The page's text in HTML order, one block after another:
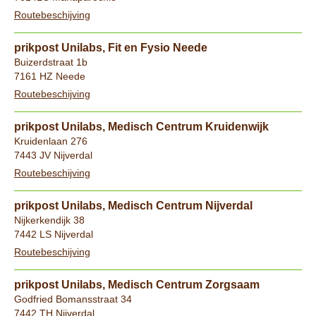
Routebeschijving
prikpost Unilabs, Fit en Fysio Neede
Buizerdstraat 1b
7161 HZ Neede
Routebeschijving
prikpost Unilabs, Medisch Centrum Kruidenwijk
Kruidenlaan 276
7443 JV Nijverdal
Routebeschijving
prikpost Unilabs, Medisch Centrum Nijverdal
Nijkerkendijk 38
7442 LS Nijverdal
Routebeschijving
prikpost Unilabs, Medisch Centrum Zorgsaam
Godfried Bomansstraat 34
7442 TH Nijverdal